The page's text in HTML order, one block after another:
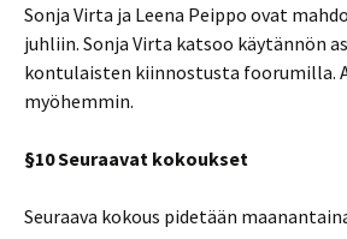
Sonja Virta ja Leena Peippo ovat
juhliin. Sonja Virta katsoo käytännön
kontulaisten kiinnostusta foorumilla.
myöhemmin.
§10 Seuraavat kokoukset
Seuraava kokous pidetään